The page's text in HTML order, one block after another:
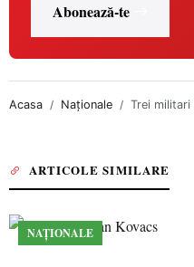
Abonează-te
Acasa Naționale Trei militari
ARTICOLE SIMILARE
NAȚIONALE